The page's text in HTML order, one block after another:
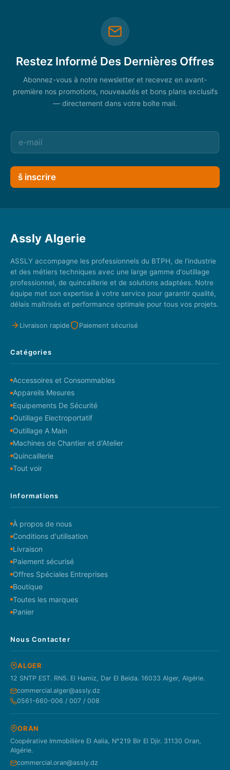
Restez Informé Des Dernières Offres
Abonnez-vous à notre newsletter et recevez en avant-
première nos promotions, nouveautés et bons plans exclusifs
— directement dans votre boîte mail.
š inscrire
Assly Algerie
ASSLY accompagne les professionnels du BTPH, de l'industrie
et des métiers techniques avec une large gamme d'outillage
professionnel, de quincaillerie et de solutions adaptées. Notre
équipe met son expertise à votre service pour garantir qualité,
délais maîtrisés et performance optimale pour tous vos projets.
Livraison rapide Paiement sécurisé
Catégories
Accessoires et Consommables
Appareils Mesures
Equipements De Sécurité
Outillage Electroportatif
Outillage A Main
Machines de Chantier et d'Atelier
Quincaillerie
Tout voir
Informations
À propos de nous
Conditions d'utilisation
Livraison
Paiement sécurisé
Offres Spéciales Entreprises
Boutique
Toutes les marques
Panier
Nous Contacter
ALGER
12 SNTP EST. RN5. El Hamiz, Dar El Beida. 16033 Alger, Algérie.
commercial.alger@assly.dz
0561-660-006 / 007 / 008
ORAN
Coopérative Immobilière El Aalia, N°219 Bir El Djir. 31130 Oran,
Algérie.
commercial.oran@assly.dz